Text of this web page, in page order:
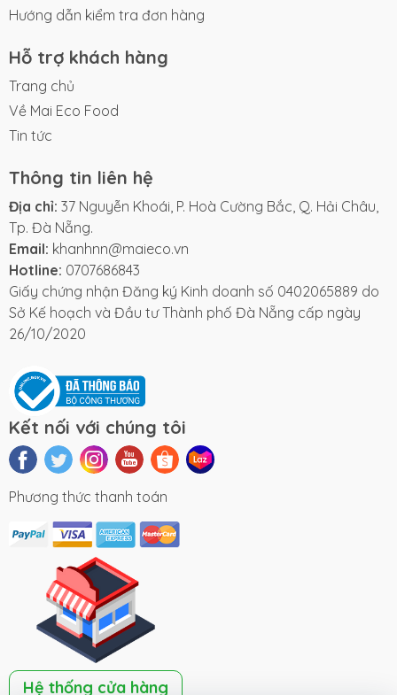
Hướng dẫn kiểm tra đơn hàng
Hỗ trợ khách hàng
Trang chủ
Về Mai Eco Food
Tin tức
Thông tin liên hệ
Địa chỉ: 37 Nguyễn Khoái, P. Hoà Cường Bắc, Q. Hải Châu,
Tp. Đà Nẵng.
Email: khanhnn@maieco.vn
Hotline: 0707686843
Giấy chứng nhận Đăng ký Kinh doanh số 0402065889 do
Sở Kế hoạch và Đầu tư Thành phố Đà Nẵng cấp ngày
26/10/2020
Kết nối với chúng tôi
Phương thức thanh toán
Hệ thống cửa hàng